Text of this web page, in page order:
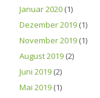
Januar 2020 (1)
Dezember 2019 (1)
November 2019 (1)
August 2019 (2)
Juni 2019 (2)
Mai 2019 (1)